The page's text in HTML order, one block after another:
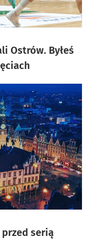
Ostrów. Byłeś
przed serią